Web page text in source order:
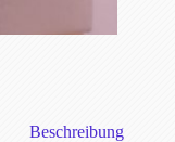
Beschreibung